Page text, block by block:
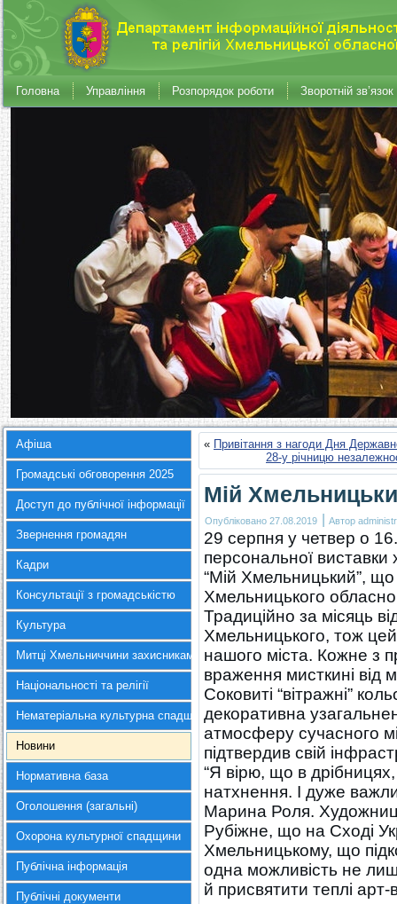
Головна Управління Розпорядок роботи Зворотній зв’язок
Афіша
Громадські обговорення 2025
Доступ до публічної інформації
Звернення громадян
Кадри
Консультації з громадськістю
Культура
Митці Хмельниччини захисникам України
Національності та релігії
Нематеріальна культурна спадщина
Новини
Нормативна база
Оголошення (загальні)
Охорона культурної спадщини
Публічна інформація
Публічні документи
« Привітання з нагоди Дня
28-у річницю
Мій
Опубліковано 27.08.2019 | Автор
29 серпня у четвер о
персональної
“Мій Хмельницький”, що
Хмельницького
Традиційно за місяць
Хмельницького, тож
нашого міста. Кожне з
враження мисткині від
Соковиті “вітражні”
декоративна
атмосферу сучасного
підтвердив свій
“Я вірю, що в
натхнення. І дуже
Марина Роля.
Рубіжне, що на Сході
Хмельницькому, що
одна можливість не
й присвятити теплі